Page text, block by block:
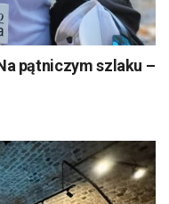
pątniczym szlaku –